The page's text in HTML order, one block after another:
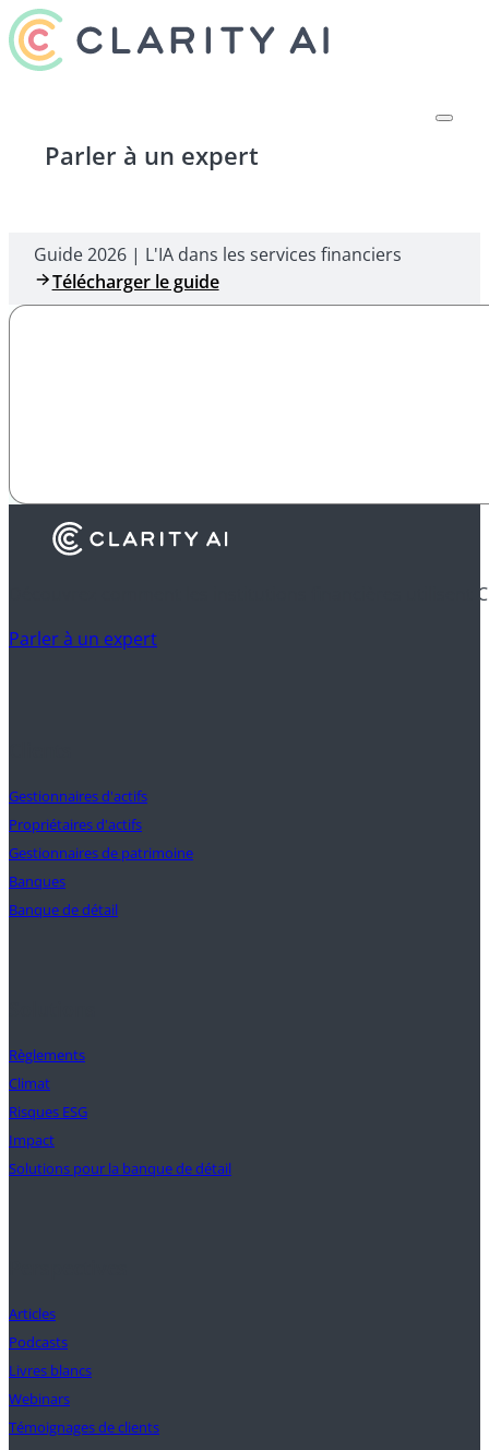
Parler à un expert
Guide 2026 | L'IA dans les services financiers
Télécharger le guide
Découvrez comment les institutions financières utilisent
Parler à un expert
Gestionnaires d'actifs
Propriétaires d'actifs
Gestionnaires de patrimoine
Banques
Banque de détail
Règlements
Climat
Risques ESG
Impact
Solutions pour la banque de détail
Articles
Podcasts
Livres blancs
Webinars
Témoignages de clients